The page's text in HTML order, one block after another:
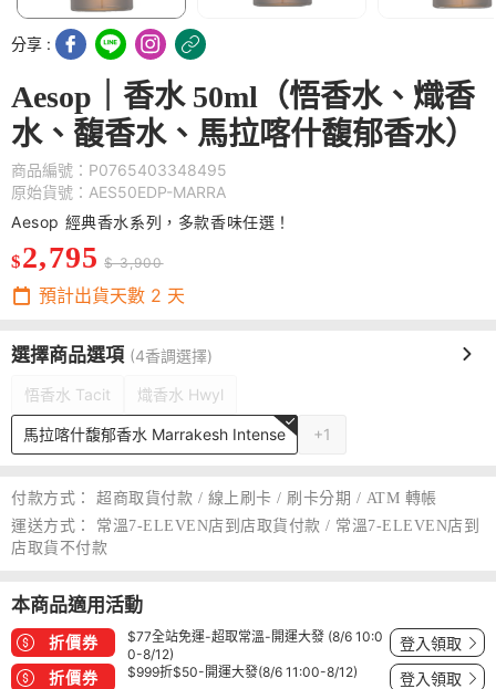
分享 :
Aesop｜香水 50ml（悟香水、熾香
水、馥香水、馬拉喀什馥郁香水）
商品編號：P0765403348495
原始貨號：AES50EDP-MARRA
Aesop 經典香水系列，多款香味任選！
$2,795 $ 3,900
預計出貨天數 2 天
選擇商品選項 (4香調選擇)
悟香水 Tacit 熾香水 Hwyl
馬拉喀什馥郁香水 Marrakesh Intense +1
付款方式：
超商取貨付款 / 線上刷卡 / 刷卡分期 / ATM 轉帳
運送方式：
常溫7-ELEVEN店到店取貨付款 / 常溫7-ELEVEN店到
店取貨不付款
本商品適用活動
折價券
$77全站免運-超取常溫-開運大發 (8/6 10:0
0-8/12)
登入領取
折價券 $999折$50-開運大發(8/6 11:00-8/12) 登入領取